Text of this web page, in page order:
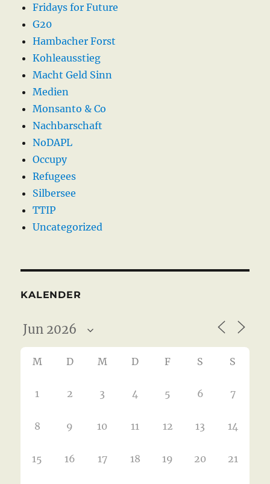
Fridays for Future
G20
Hambacher Forst
Kohleausstieg
Macht Geld Sinn
Medien
Monsanto & Co
Nachbarschaft
NoDAPL
Occupy
Refugees
Silbersee
TTIP
Uncategorized
KALENDER
M D M D F S S
1 2 3 4 5 6 7
8 9 10 11 12 13 14
15 16 17 18 19 20 21